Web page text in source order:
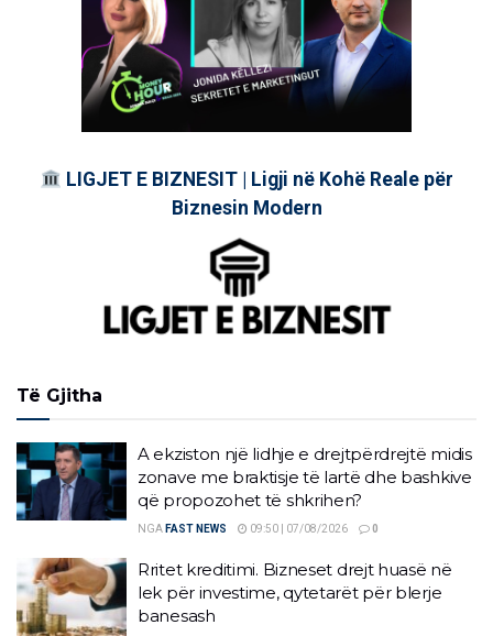
LIGJET E BIZNESIT | Ligji në Kohë Reale për
Biznesin Modern
Të Gjitha
A ekziston një lidhje e drejtpërdrejtë midis
zonave me braktisje të lartë dhe bashkive
që propozohet të shkrihen?
NGA FAST NEWS 09:50 | 07/08/2026 0
Rritet kreditimi. Bizneset drejt huasë në
lek për investime, qytetarët për blerje
banesash